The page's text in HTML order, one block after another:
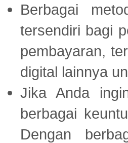
Berbagai
tersendiri bagi
pembayaran,
digital lainnya
Jika Anda
berbagai
Dengan